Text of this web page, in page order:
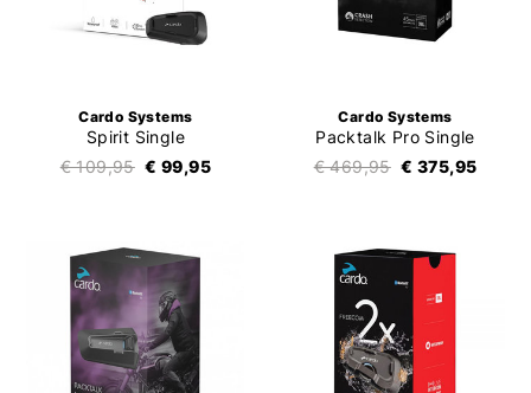
Cardo Systems
Spirit Single
€ 109,95 € 99,95
Cardo Systems
Packtalk Pro Single
€ 469,95 € 375,95